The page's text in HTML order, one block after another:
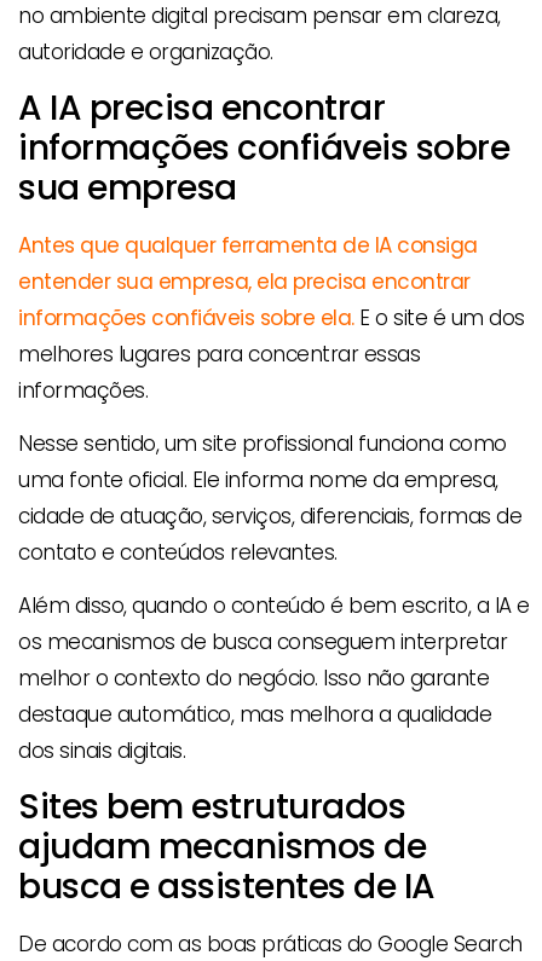
no ambiente digital precisam pensar em clareza,
autoridade e organização.
A IA precisa encontrar
informações confiáveis sobre
sua empresa
Antes que qualquer ferramenta de IA consiga
entender sua empresa, ela precisa encontrar
informações confiáveis sobre ela. E o site é um dos
melhores lugares para concentrar essas
informações.
Nesse sentido, um site profissional funciona como
uma fonte oficial. Ele informa nome da empresa,
cidade de atuação, serviços, diferenciais, formas de
contato e conteúdos relevantes.
Além disso, quando o conteúdo é bem escrito, a IA e
os mecanismos de busca conseguem interpretar
melhor o contexto do negócio. Isso não garante
destaque automático, mas melhora a qualidade
dos sinais digitais.
Sites bem estruturados
ajudam mecanismos de
busca e assistentes de IA
De acordo com as boas práticas do Google Search